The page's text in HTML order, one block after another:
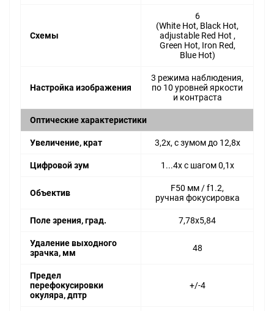
Схемы
6
(White Hot, Black Hot,
adjustable Red Hot ,
Green Hot, Iron Red,
Blue Hot)
Настройка изображения
3 режима наблюдения,
по 10 уровней яркости
и контраста
Оптические характеристики
Увеличение, крат 3,2x, с зумом до 12,8x
Цифровой зум 1...4x с шагом 0,1x
Объектив
F50 мм / f1.2,
ручная фокусировка
Поле зрения, град. 7,78x5,84
Удаление выходного
зрачка, мм
48
Предел
перефокусировки
окуляра, дптр
+/-4